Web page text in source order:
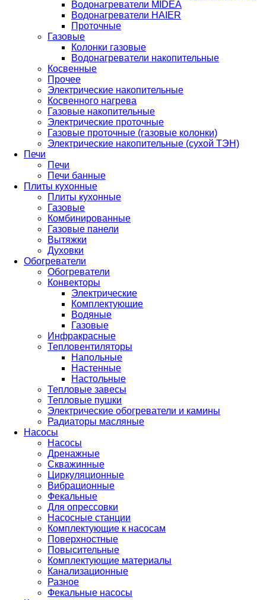
Водонагреватели MIDEA
Водонагреватели HAIER
Проточные
Газовые
Колонки газовые
Водонагреватели накопительные
Косвенные
Прочее
Электрические накопительные
Косвенного нагрева
Газовые накопительные
Электрические проточные
Газовые проточные (газовые колонки)
Электрические накопительные (сухой ТЭН)
Печи
Печи
Печи банные
Плиты кухонные
Плиты кухонные
Газовые
Комбинированные
Газовые панели
Вытяжки
Духовки
Обогреватели
Обогреватели
Конвекторы
Электрические
Комплектующие
Водяные
Газовые
Инфракрасные
Тепловентиляторы
Напольные
Настенные
Настольные
Тепловые завесы
Тепловые пушки
Электрические обогреватели и камины
Радиаторы масляные
Насосы
Насосы
Дренажные
Скважинные
Циркуляционные
Вибрационные
Фекальные
Для опрессовки
Насосные станции
Комплектующие к насосам
Поверхностные
Повысительные
Комплектующие материалы
Канализационные
Разное
Фекальные насосы